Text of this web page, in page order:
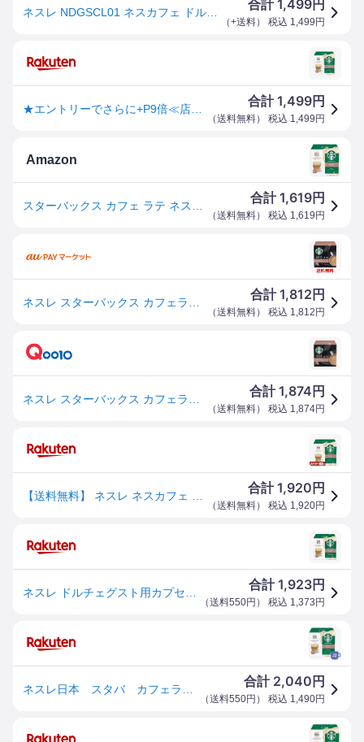
合計1,499円
（+送料） 税込 1,499 円
合計1,499円
（送料無料） 税込 1,499 円
Amazon
合計1,619円
（送料無料） 税込 1,619 円
合計1,812 円
（送料無料） 税込 1,812 円
合計1,874 円
（送料無料） 税込 1,874円
合計1,920 円
（送料無料） 税込 1,920円
合計1,923円
（送料550円 ） 税込 1,373 円
合計 2,040 円
（送料550円 ） 税込 1,490円